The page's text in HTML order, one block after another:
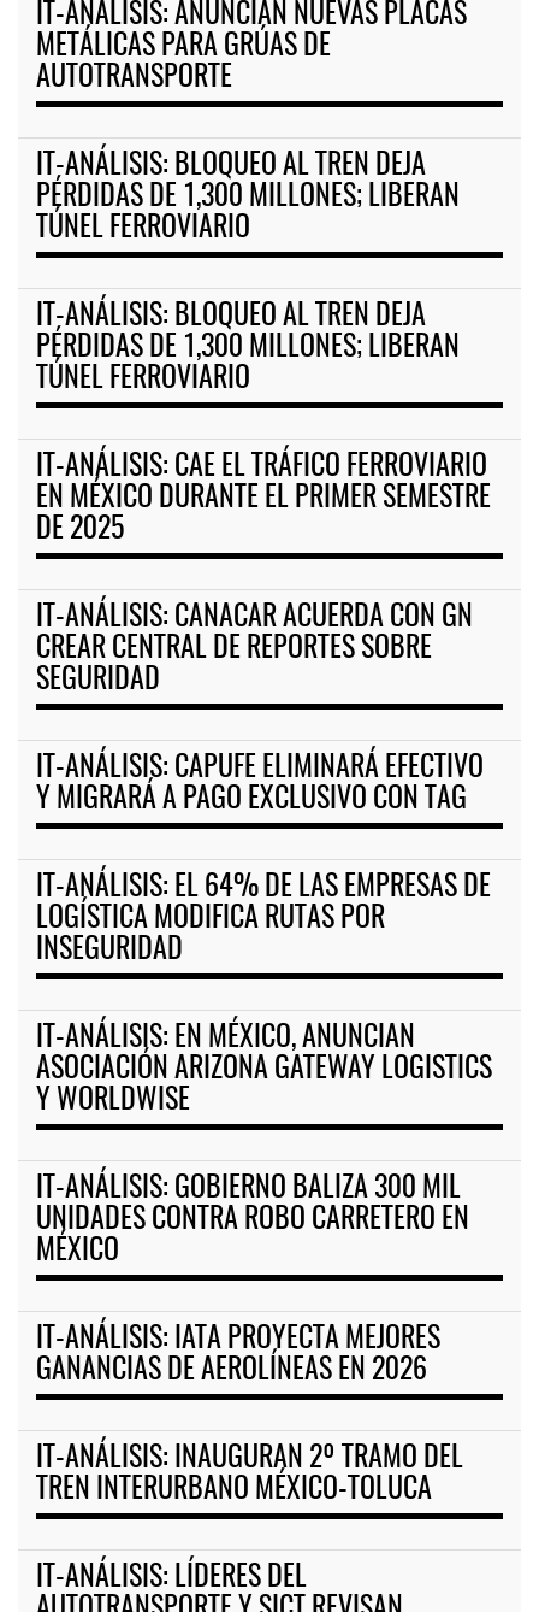
IT-ANÁLISIS: ANUNCIAN NUEVAS PLACAS
METÁLICAS PARA GRÚAS DE
AUTOTRANSPORTE
IT-ANÁLISIS: BLOQUEO AL TREN DEJA
PÉRDIDAS DE 1,300 MILLONES; LIBERAN
TÚNEL FERROVIARIO
IT-ANÁLISIS: BLOQUEO AL TREN DEJA
PÉRDIDAS DE 1,300 MILLONES; LIBERAN
TÚNEL FERROVIARIO
IT-ANÁLISIS: CAE EL TRÁFICO FERROVIARIO
EN MÉXICO DURANTE EL PRIMER SEMESTRE
DE 2025
IT-ANÁLISIS: CANACAR ACUERDA CON GN
CREAR CENTRAL DE REPORTES SOBRE
SEGURIDAD
IT-ANÁLISIS: CAPUFE ELIMINARÁ EFECTIVO
Y MIGRARÁ A PAGO EXCLUSIVO CON TAG
IT-ANÁLISIS: EL 64% DE LAS EMPRESAS DE
LOGÍSTICA MODIFICA RUTAS POR
INSEGURIDAD
IT-ANÁLISIS: EN MÉXICO, ANUNCIAN
ASOCIACIÓN ARIZONA GATEWAY LOGISTICS
Y WORLDWISE
IT-ANÁLISIS: GOBIERNO BALIZA 300 MIL
UNIDADES CONTRA ROBO CARRETERO EN
MÉXICO
IT-ANÁLISIS: IATA PROYECTA MEJORES
GANANCIAS DE AEROLÍNEAS EN 2026
IT-ANÁLISIS: INAUGURAN 2º TRAMO DEL
TREN INTERURBANO MÉXICO-TOLUCA
IT-ANÁLISIS: LÍDERES DEL